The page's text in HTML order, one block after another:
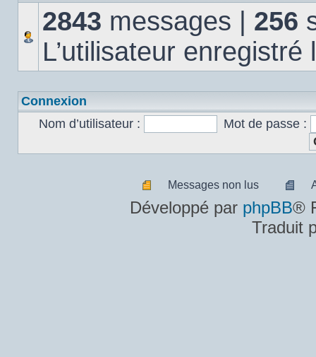
2843 messages | 256
L’utilisateur
Connexion
Nom d’utilisateur :
Mot de passe :
Messages
non
Messages non lus
lu
Développé par phpBB®
Traduit